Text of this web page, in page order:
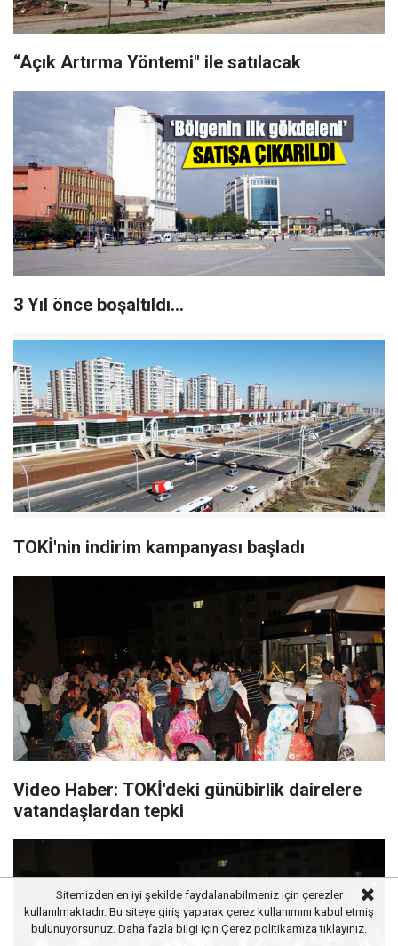
“Açık Artırma Yöntemi" ile satılacak
3 Yıl önce boşaltıldı...
TOKİ'nin indirim kampanyası başladı
Video Haber: TOKİ'deki günübirlik dairelere
vatandaşlardan tepki
Sitemizden en iyi şekilde faydalanabilmeniz için çerezler
kullanılmaktadır. Bu siteye giriş yaparak çerez kullanımını kabul etmiş
bulunuyorsunuz. Daha fazla bilgi için Çerez politikamıza tıklayınız.